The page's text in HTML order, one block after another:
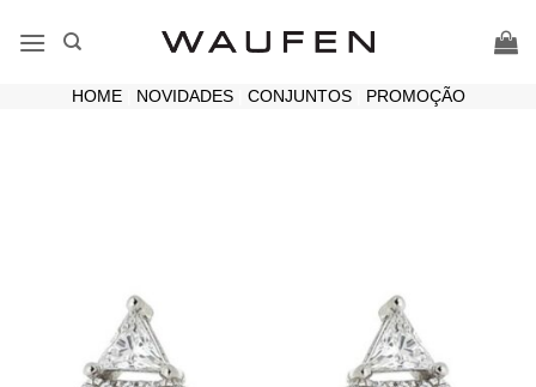
HOME| NOVIDADES| CONJUNTOS| PROMOÇÃO